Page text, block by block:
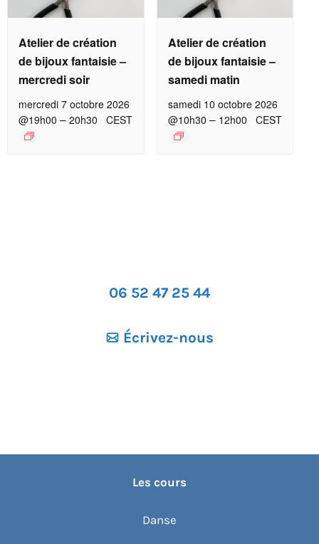
Atelier de création
de bijoux fantaisie –
mercredi soir
mercredi 7 octobre 2026
@19h00 –20h30 CEST
Atelier de création
de bijoux fantaisie –
samedi matin
samedi 10 octobre 2026
@10h30 – 12h00 CEST
06 52 47 25 44
Écrivez-nous
Les cours
Danse